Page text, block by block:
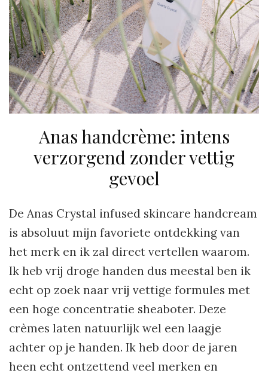
Anas handcrème: intens
verzorgend zonder vettig
gevoel
De Anas Crystal infused skincare handcream
is absoluut mijn favoriete ontdekking van
het merk en ik zal direct vertellen waarom.
Ik heb vrij droge handen dus meestal ben ik
echt op zoek naar vrij vettige formules met
een hoge concentratie sheaboter. Deze
crèmes laten natuurlijk wel een laagje
achter op je handen. Ik heb door de jaren
heen echt ontzettend veel merken en